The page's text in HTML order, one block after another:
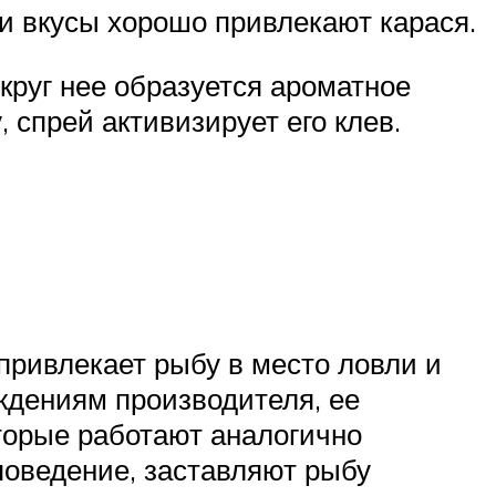
вкусы хорошо привлекают карася.
нее образуется ароматное
активизирует его клев.
рыбу в место ловли и
производителя, ее
работают аналогично
заставляют рыбу